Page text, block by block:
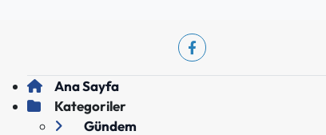
Ana Sayfa
Kategoriler
Gündem